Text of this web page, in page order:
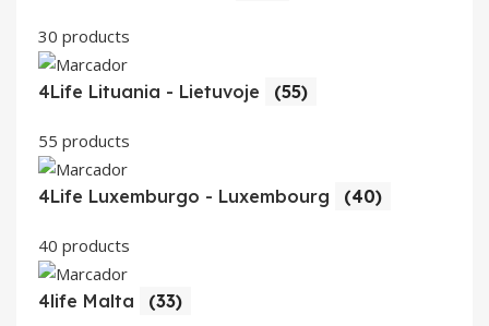
30 products
4Life Lituania - Lietuvoje (55)
55 products
4Life Luxemburgo - Luxembourg (40)
40 products
4life Malta (33)